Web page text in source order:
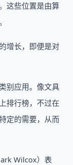
这些位置是由算
增长，即便是对
别应用。像文具
排行榜，不过在
定的需要，从而
Wilcox）表